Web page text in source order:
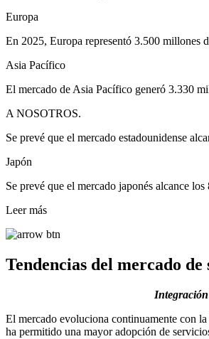
Europa
En 2025, Europa representó 3.500 millones
Asia Pacífico
El mercado de Asia Pacífico generó 3.330
A NOSOTROS.
Se prevé que el mercado estadounidense
Japón
Se prevé que el mercado japonés alcance
Leer más
Tendencias del mercado
El mercado evoluciona continuamente con
ha permitido una mayor adopción de